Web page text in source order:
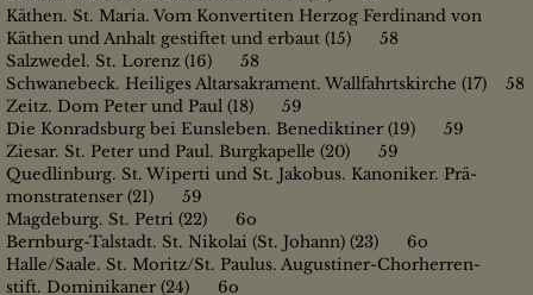
Käthen. St. Maria. Vom Konvertiten Herzog Ferdinand von
Käthen und Anhalt gestiftet und erbaut (15) 58
Salzwedel. St. Lorenz (16) 58
Schwanebeck. Heiliges Altarsakrament. Wallfahrtskirche (17) 58
Zeitz. Dom Peter und Paul (18) 59
Die Konradsburg bei Eunsleben. Benediktiner (19) 59
Ziesar. St. Peter und Paul. Burgkapelle (20) 59
Quedlinburg. St. Wiperti und St. Jakobus. Kanoniker. Prä-
monstratenser (21) 59
Magdeburg. St. Petri (22) 6o
Bernburg-Talstadt. St. Nikolai (St. Johann) (23) 6o
Halle/Saale. St. Moritz/St. Paulus. Augustiner-Chorherren-
stift. Dominikaner (24) 6o